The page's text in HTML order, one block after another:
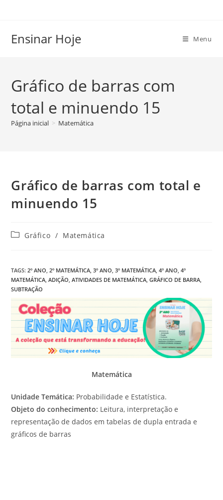
conteúdo
Ensinar Hoje Menu
Gráfico de barras com
total e minuendo 15
Página inicial > Matemática
Gráfico de barras com total e
minuendo 15
Categoria
Gráfico / Matemática
TAGS:2º ANO, 2º MATEMÁTICA, 3º ANO, 3º MATEMÁTICA, 4º ANO, 4º
MATEMÁTICA, ADIÇÃO, ATIVIDADES DE MATEMÁTICA, GRÁFICO DE BARRA,
SUBTRAÇÃO
Matemática
Unidade Temática: Probabilidade e Estatística.
Objeto do conhecimento: Leitura, interpretação e
representação de dados em tabelas de dupla entrada e
gráficos de barras